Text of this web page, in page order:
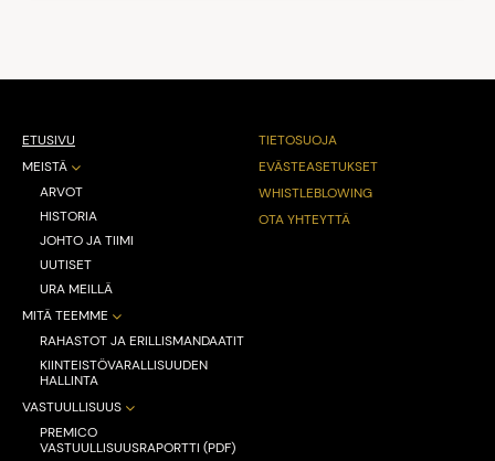
ETUSIVU
MEISTÄ
ARVOT
HISTORIA
JOHTO JA TIIMI
UUTISET
URA MEILLÄ
MITÄ TEEMME
RAHASTOT JA ERILLISMANDAATIT
KIINTEISTÖVARALLISUUDEN
HALLINTA
VASTUULLISUUS
PREMICO
VASTUULLISUUSRAPORTTI (PDF)
TIETOSUOJA
EVÄSTEASETUKSET
WHISTLEBLOWING
OTA YHTEYTTÄ